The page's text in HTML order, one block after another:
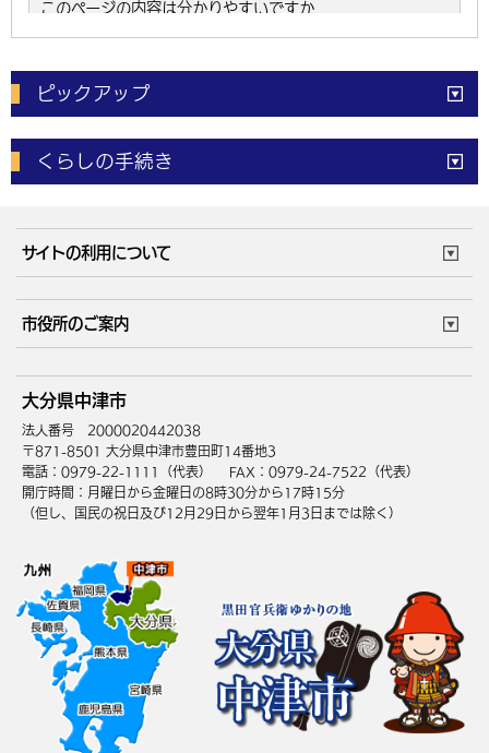
ピックアップ
電子申請 窓口の混雑状況
体育施設予約状況 ご意見・ご要望
くらしの手続き
成人・仕事
住まい・引越 ごみ・環境
健康・医療 障がい・福祉
高齢・介護
サイトの利用について
サイトマップ
市役所のご案内
庁舎地図 組織案内
中津市へのアクセス
大分県中津市
法人番号 2000020442038
〒871-8501 大分県中津市豊田町14番地3
電話：0979-22-1111（代表）
FAX：0979-24-7522（代表）
開庁時間：月曜日から金曜日の8時30分から17時15分
（但し、国民の祝日及び12月29日から翌年1月3日までは除く）